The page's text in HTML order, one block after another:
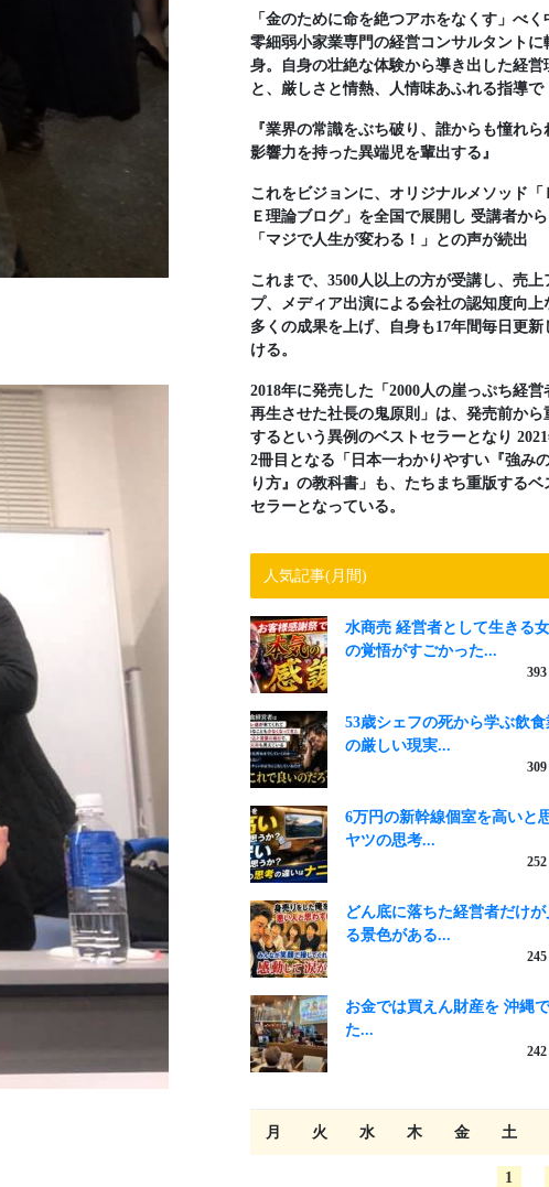
「金のために命を絶つアホをなくす」べく
零細弱小家業専門の経営コンサルタントに
身。自身の壮絶な体験から導き出した経営
と、厳しさと情熱、人情味あふれる指導で
『業界の常識をぶち破り、誰からも憧れら
影響力を持った異端児を輩出する』
これをビジョンに、オリジナルメソッド「
Ｅ理論ブログ」を全国で展開し 受講者か
「マジで人生が変わる！」との声が続出
これまで、3500人以上の方が受講し、売上
プ、メディア出演による会社の認知度向上
多くの成果を上げ、自身も17年間毎日更新
ける。
2018年に発売した「2000人の崖っぷち経営
再生させた社長の鬼原則」は、発売前から
するという異例のベストセラーとなり
2冊目となる「日本一わかりやすい『強み
り方』の教科書」も、たちまち重版するベ
セラーとなっている。
人気記事(月間)
水商売 経営者として生きる
の覚悟がすごかった...
53歳シェフの死から学ぶ飲食
の厳しい現実...
6万円の新幹線個室を高いと
ヤツの思考...
どん底に落ちた経営者だけが
る景色がある...
お金では買えん財産を 沖縄
た...
月 火 水 木 金 土
1